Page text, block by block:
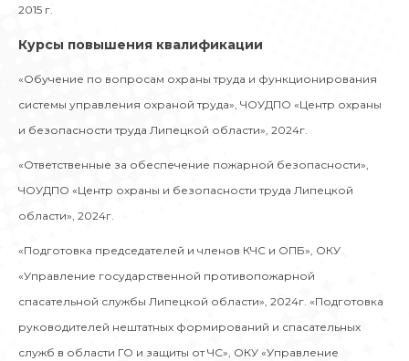
2015 г.
Курсы повышения квалификации
«Обучение по вопросам охраны труда и функционирования
системы управления охраной труда», ЧОУДПО «Центр охраны
и безопасности труда Липецкой области», 2024г.
«Ответственные за обеспечение пожарной безопасности»,
ЧОУДПО «Центр охраны и безопасности труда Липецкой
области», 2024г.
«Подготовка председателей и членов КЧС и ОПБ», ОКУ
«Управление государственной противопожарной
спасательной службы Липецкой области», 2024г. «Подготовка
руководителей нештатных формирований и спасательных
служб в области ГО и защиты от ЧС», ОКУ «Управление